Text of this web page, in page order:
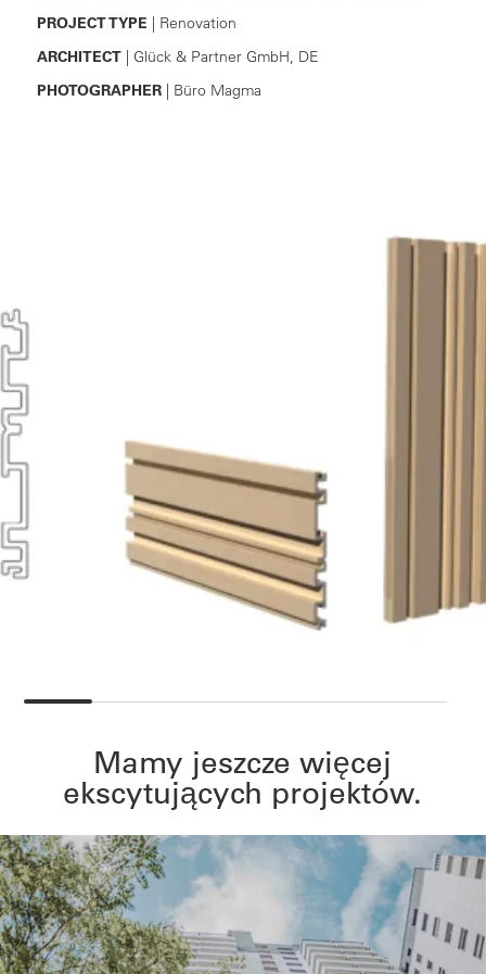
PROJECT TYPE | Renovation
ARCHITECT| Glück & Partner GmbH, DE
PHOTOGRAPHER| Büro Magma
Mamy jeszcze więcej
ekscytujących projektów.